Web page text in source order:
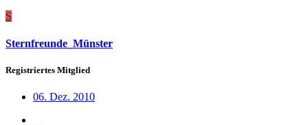
S
Sternfreunde_Münster
Registriertes Mitglied
06. Dez. 2010